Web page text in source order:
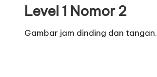
Level 1 Nomor 2
Gambar jam dinding dan tangan.